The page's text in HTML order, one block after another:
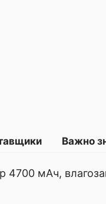
Важно
4700 мАч,